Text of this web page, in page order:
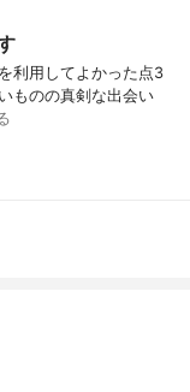
利用してよかった点3
ものの真剣な出会い